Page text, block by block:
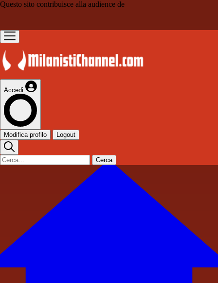
Questo sito contribuisce alla audience de
Accedi
Modifica profilo Logout
Cerca